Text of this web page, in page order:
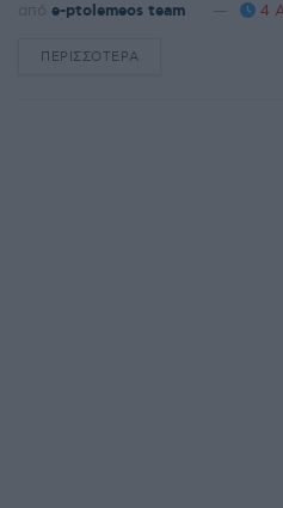
από e-ptolemeos team 4
ΠΕΡΙΣΣΌΤΕΡΑ